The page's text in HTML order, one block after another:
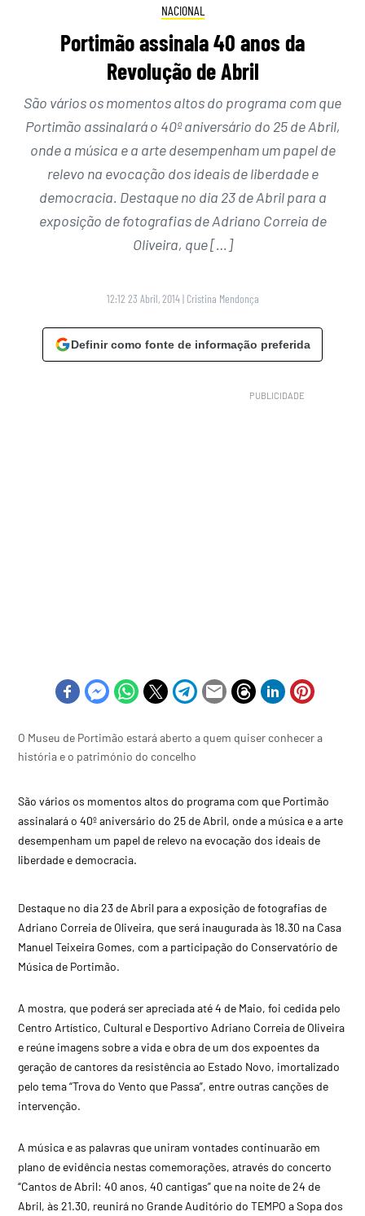
NACIONAL
Portimão assinala 40 anos da
Revolução de Abril
São vários os momentos altos do programa com que
Portimão assinalará o 40º aniversário do 25 de Abril,
onde a música e a arte desempenham um papel de
relevo na evocação dos ideais de liberdade e
democracia. Destaque no dia 23 de Abril para a
exposição de fotografias de Adriano Correia de
Oliveira, que […]
12:12 23 Abril, 2014 | Cristina Mendonça
Definir como fonte de informação preferida
O Museu de Portimão estará aberto a quem quiser conhecer a
história e o património do concelho
São vários os momentos altos do programa com que Portimão
assinalará o 40º aniversário do 25 de Abril, onde a música e a arte
desempenham um papel de relevo na evocação dos ideais de
liberdade e democracia.
Destaque no dia 23 de Abril para a exposição de fotografias de
Adriano Correia de Oliveira, que será inaugurada às 18.30 na Casa
Manuel Teixeira Gomes, com a participação do Conservatório de
Música de Portimão.
A mostra, que poderá ser apreciada até 4 de Maio, foi cedida pelo
Centro Artístico, Cultural e Desportivo Adriano Correia de Oliveira
e reúne imagens sobre a vida e obra de um dos expoentes da
geração de cantores da resistência ao Estado Novo, imortalizado
pelo tema “Trova do Vento que Passa”, entre outras canções de
intervenção.
A música e as palavras que uniram vontades continuarão em
plano de evidência nestas comemorações, através do concerto
“Cantos de Abril: 40 anos, 40 cantigas” que na noite de 24 de
Abril, às 21.30, reunirá no Grande Auditório do TEMPO a Sopa dos